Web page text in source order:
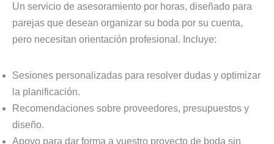
Un servicio de asesoramiento por horas, diseñado para
parejas que desean organizar su boda por su cuenta,
pero necesitan orientación profesional. Incluye:
Sesiones personalizadas para resolver dudas y optimizar
la planificación.
Recomendaciones sobre proveedores, presupuestos y
diseño.
Apoyo para dar forma a vuestro proyecto de boda sin